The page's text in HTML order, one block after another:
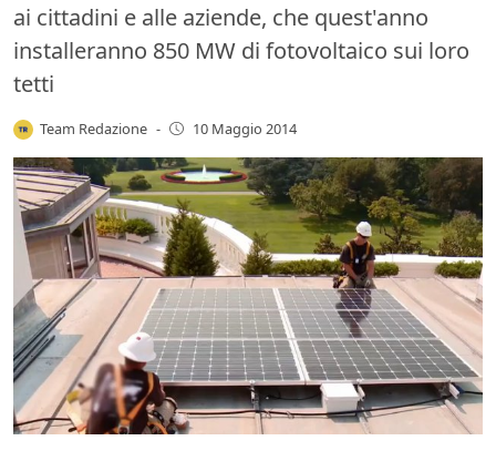
ai cittadini e alle aziende, che quest'anno
installeranno 850 MW di fotovoltaico sui loro
tetti
Team Redazione - 10 Maggio 2014